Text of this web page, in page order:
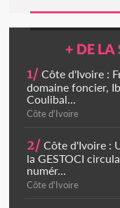
+ DE LA
1/ Côte d'Ivoire :
domaine foncier,
Coulibal...
Côte d'Ivoire
2/ Côte d'Ivoire :
la GESTOCI
numér...
Côte d'Ivoire